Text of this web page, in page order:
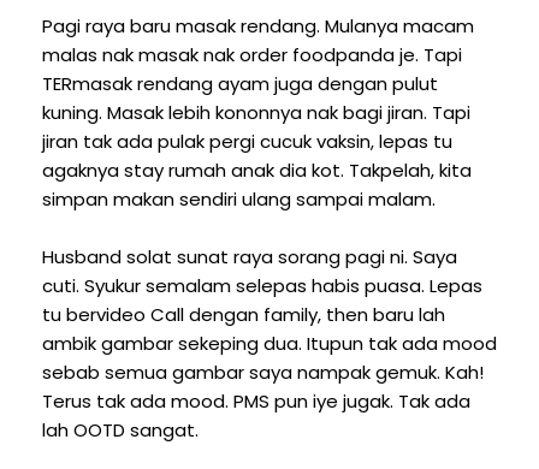
Pagi raya baru masak rendang. Mulanya macam
malas nak masak nak order foodpanda je. Tapi
TERmasak rendang ayam juga dengan pulut
kuning. Masak lebih kononnya nak bagi jiran. Tapi
jiran tak ada pulak pergi cucuk vaksin, lepas tu
agaknya stay rumah anak dia kot. Takpelah, kita
simpan makan sendiri ulang sampai malam.
Husband solat sunat raya sorang pagi ni. Saya
cuti. Syukur semalam selepas habis puasa. Lepas
tu bervideo Call dengan family, then baru lah
ambik gambar sekeping dua. Itupun tak ada mood
sebab semua gambar saya nampak gemuk. Kah!
Terus tak ada mood. PMS pun iye jugak. Tak ada
lah OOTD sangat.